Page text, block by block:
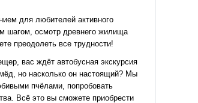
для любителей активного
шагом, осмотр древнего жилища
преодолеть все трудности!
вас ждёт автобусная экскурсия
но насколько он настоящий? Мы
пчёлами, попробовать
Всё это вы сможете приобрести